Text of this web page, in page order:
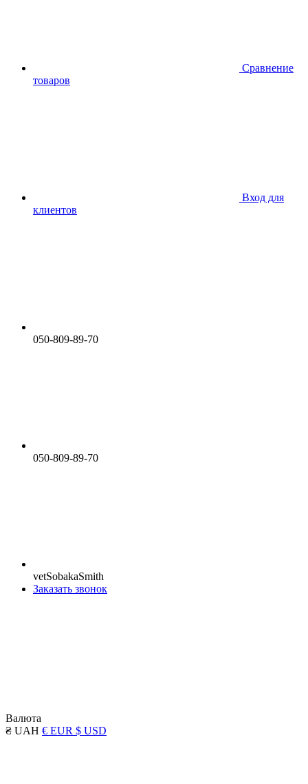
Сравнение
товаров
Вход для
клиентов
050-809-89-70
050-809-89-70
vetSobakaSmith
Заказать звонок
Валюта
₴ UAH € EUR $ USD